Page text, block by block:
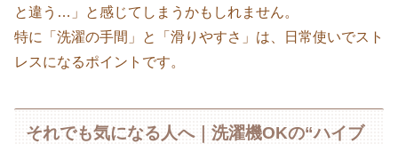
と違う…」と感じてしまうかもしれません。
特に「洗濯の手間」と「滑りやすさ」は、日常使いでスト
レスになるポイントです。
それでも気になる人へ｜洗濯機OKの“ハイブ